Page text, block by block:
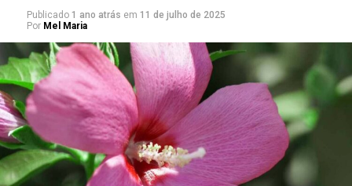
Publicado 1 ano atrás em 11 de julho de 2025
Por Mel Maria